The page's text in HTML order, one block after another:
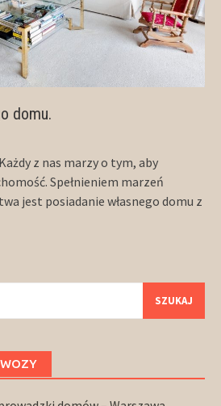
domu.
z nas marzy o tym, aby
Spełnieniem marzeń
jest posiadanie własnego domu z